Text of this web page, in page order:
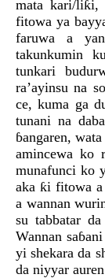
mata kari/liƙi,
fitowa ya
faruwa a
takunkumin
tunkari
ra’ayinsu na
ce, kuma ga
tunani na
ɓangaren,
amincewa ko
munafunci ko
aka ƙi fitowa a
a wannan
su tabbatar
Wannan
yi shekara da
da niyyar